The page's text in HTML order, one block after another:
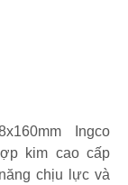
Ingco
kim cao cấp
chịu lực và